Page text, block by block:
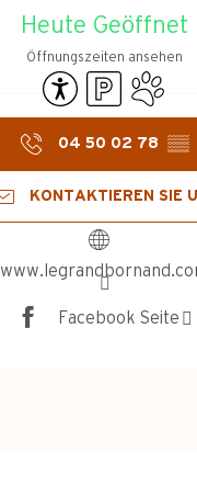
Heute Geöffnet
Öffnungszeiten ansehen
Zugänglichkeit
Parkplatz
Tiere
04 50 02 78 ▒▒
KONTAKTIEREN SIE
Facebook Seite